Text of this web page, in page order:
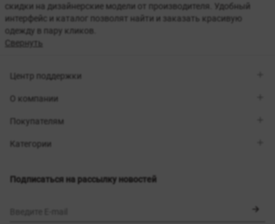
скидки на дизайнерские модели от производителя. Удобный
интерфейс и каталог позволят найти и заказать красивую
одежду в пару кликов.
Свернуть
Центр поддержки
Viber
Перезвоните мне
Контакты
О компании
О бренде
Магазины
Покупателям
Доставка
Сертификаты
Категории
Платья
Верхняя одежда
Подписаться на рассылку новостей